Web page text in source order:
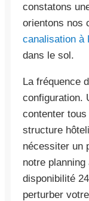
constatons
orientons nos
canalisation à
dans le sol.
La fréquence
configuration.
contenter
structure
nécessiter un
notre
disponibilité
perturber